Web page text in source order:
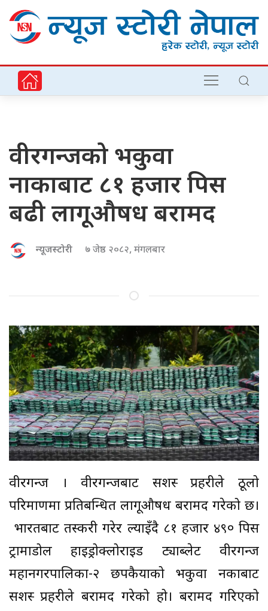
वीरगन्जको भकुवा
नाकाबाट ८१ हजार पिस
बढी लागूऔषध बरामद
न्यूजस्टोरी ७ जेष्ठ २०८२, मंगलबार
वीरगन्ज । वीरगन्जबाट सशस्त्र प्रहरीले ठूलो
परिमाणमा प्रतिबन्धित लागूऔषध बरामद गरेको छ।
भारतबाट तस्करी गरेर ल्याइँदै ८१ हजार ४९० पिस
ट्रामाडोल हाइड्रोक्लोराइड ट्याब्लेट वीरगन्ज
महानगरपालिका-२ छपकैयाको भकुवा नकाबाट
सशस्त्र प्रहरीले बरामद गरेको हो। बरामद गरिएको